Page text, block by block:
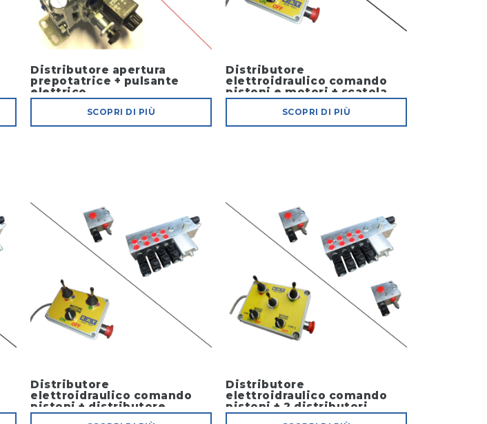
Distributore apertura
prepotatrice + pulsante
elettrico
SCOPRI DI PIÙ
Distributore
elettroidraulico comando
pistoni e motori + scatola
comando
SCOPRI DI PIÙ
Distributore
elettroidraulico comando
pistoni + distributore
elettroidraulico comando
Distributore
elettroidraulico comando
pistoni + 2 distributori
elettroidraulici comando 2